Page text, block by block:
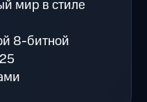
мир в стиле
8-битной